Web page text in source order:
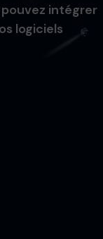
pouvez intégrer
logiciels